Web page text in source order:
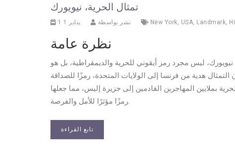
تمثال الحرية، نيويورك
1 يناير 1 نشر بواسطة New York, USA, Landmark,
نظرة عامة
ليس مجرد رمز أيقوني للحرية والديمقراطية، بل هو
من تصميم معماري. تم تدشينه في عام 1886، وكان التمثال هدية من فرنسا إلى الولايات المتحدة، رمزًا للصداقة
بملايين المهاجرين القادمين إلى جزيرة إليس، مما جعلها
رمزًا مؤثرًا للأمل والفرصة.
تابع القراءة